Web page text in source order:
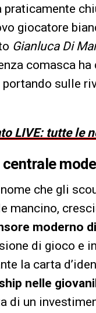
giocatore
Gianluca Di
comasca ha
sulle
LIVE: tutte le
centrale
che gli
mancino,
moderno
di gioco e
la carta
nelle
di un